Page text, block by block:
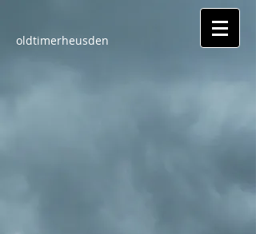
oldtimerheusden